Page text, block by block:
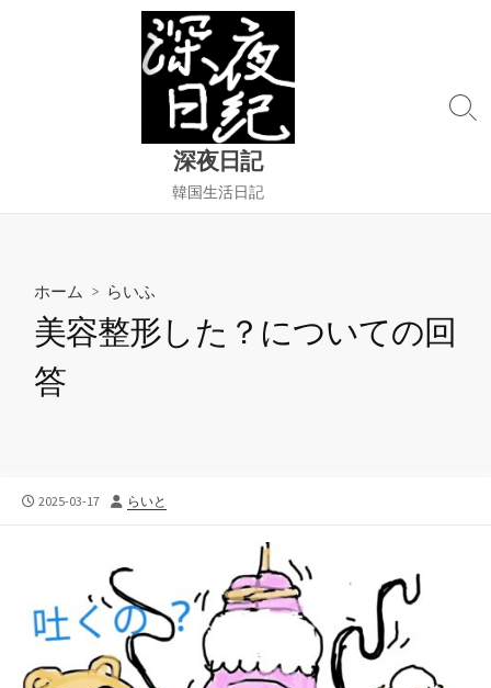
深夜日記
韓国生活日記
検
ホーム > らいふ
美容整形した？についての回
答
公
2025-03-17
投
らいと